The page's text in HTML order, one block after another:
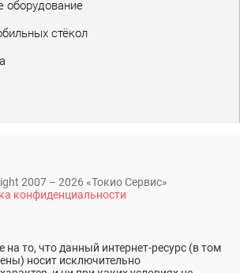
оборудование
стёкол
2007 – 2026 «Токио Сервис»
конфиденциальности
на то, что данный интернет-ресурс (в том
носит исключительно